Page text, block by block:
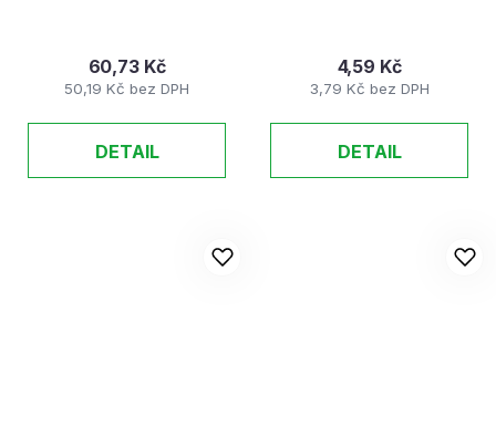
50,19 Kč bez DPH
60,73 Kč
DETAIL
3,79 Kč bez DPH
4,59 Kč
DETAIL